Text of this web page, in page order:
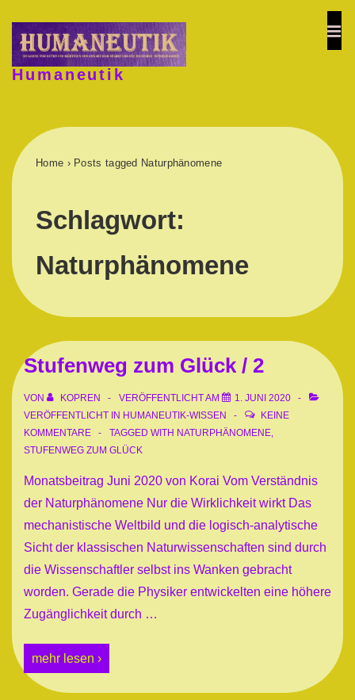
Zum
Inhalt
Humaneutik
Home › Posts tagged Naturphänomene
Schlagwort:
Naturphänomene
Stufenweg zum Glück / 2
VON KOPREN VERÖFFENTLICHT AM
1. JUNI 2020
VERÖFFENTLICHT IN HUMANEUTIK-WISSEN
KEINE
KOMMENTARE
TAGGED WITH NATURPHÄNOMENE
STUFENWEG ZUM GLÜCK
Monatsbeitrag Juni 2020 von Korai Vom Verständnis
der Naturphänomene Nur die Wirklichkeit wirkt Das
mechanistische Weltbild und die logisch-analytische
Sicht der klassischen Naturwissenschaften sind durch
die Wissenschaftler selbst ins Wanken gebracht
worden. Gerade die Physiker entwickelten eine höhere
Zugänglichkeit durch …
Stufenweg
zum
Glück
mehr lesen ›